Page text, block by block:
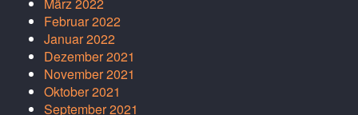
März 2022
Februar 2022
Januar 2022
Dezember 2021
November 2021
Oktober 2021
September 2021